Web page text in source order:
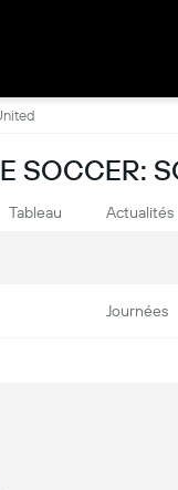
SOCCER:
Tableau Actualités
Journées